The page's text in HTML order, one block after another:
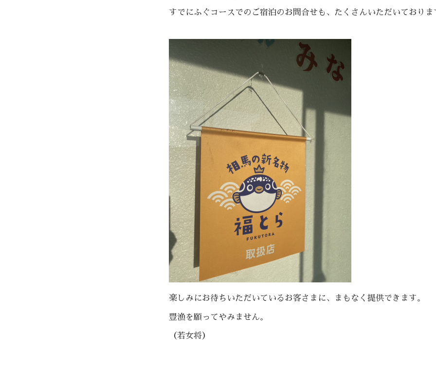
すでにふぐコースでのご宿泊のお問合せも、たくさんいただいておりま
楽しみにお待ちいただいているお客さまに、まもなく提供できます。
豊漁を願ってやみません。
（若女将）